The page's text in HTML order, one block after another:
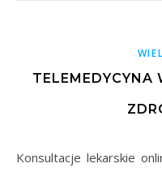
TELEMEDYCYNA
Konsultacje lekarskie online stanowią jeden z elementów